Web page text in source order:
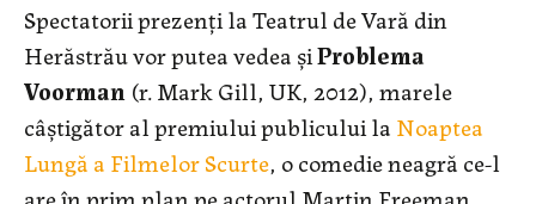
Spectatorii prezenți la Teatrul de Vară din
Herăstrău vor putea vedea șiProblema
Voorman (r. Mark Gill, UK, 2012), marele
câştigător al premiului publicului la Noaptea
Lungă a Filmelor Scurte, o comedie neagră ce-l